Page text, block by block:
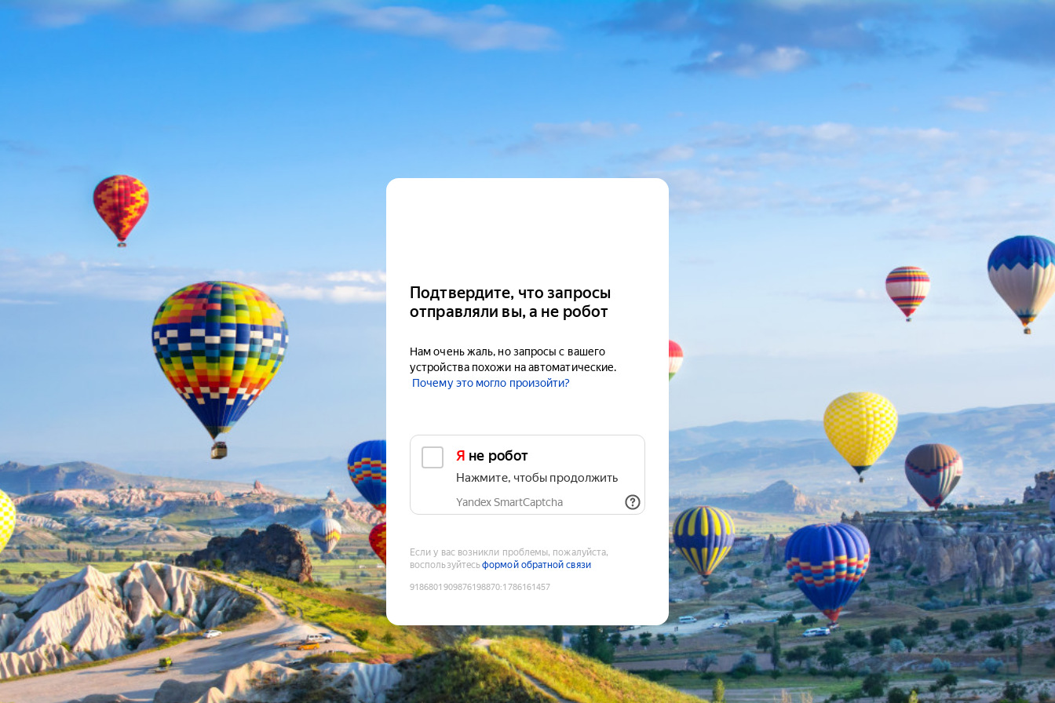
Подтвердите, что запросы
отправляли вы, а не робот
Нам очень жаль, но запросы с вашего
устройства похожи на автоматические.
Почему это могло произойти?
Я не робот
Нажмите, чтобы продолжить
Yandex SmartCaptcha
Если у вас возникли проблемы, пожалуйста,
воспользуйтесьформой обратной связи
9186801909876198870:1786161457